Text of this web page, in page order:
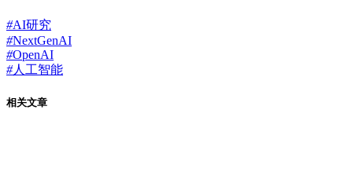
#AI研究
#NextGenAI
#OpenAI
#人工智能
相关文章